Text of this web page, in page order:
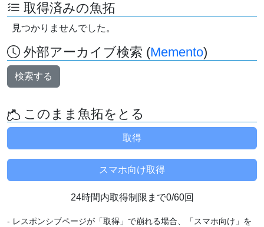
取得済みの魚拓
見つかりませんでした。
外部アーカイブ検索 (Memento)
検索する
このまま魚拓をとる
24時間内取得制限まで0/60回
- レスポンシブページが「取得」で崩れる場合、「スマホ向け」を